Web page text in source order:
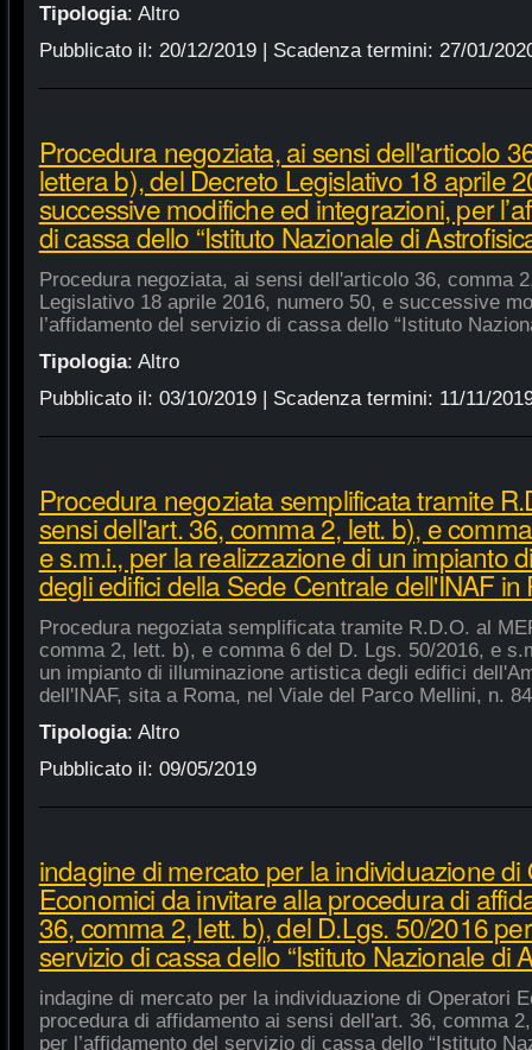
Tipologia: Altro
Pubblicato il: 20/12/2019| Scadenza termini: 27/01/
Procedura negoziata, ai sensi dell'articolo
lettera b), del Decreto Legislativo 18 aprile
successive modifiche ed integrazioni, per
di cassa dello “Istituto Nazionale di
Procedura negoziata, ai sensi dell'articolo 36, comma
Legislativo 18 aprile 2016, numero 50, e successive
l’affidamento del servizio di cassa dello “Istituto
Tipologia: Altro
Pubblicato il: 03/10/2019| Scadenza termini: 11/11/
Procedura negoziata semplificata tramite
sensi dell'art. 36, comma 2, lett. b), e
e s.m.i., per la realizzazione di un impianto
degli edifici della Sede Centrale dell'INAF in
Procedura negoziata semplificata tramite R.D.O. al
comma 2, lett. b), e comma 6 del D. Lgs. 50/2016, e
un impianto di illuminazione artistica degli edifici
dell'INAF, sita a Roma, nel Viale del Parco Mellini, n. 84
Tipologia: Altro
Pubblicato il: 09/05/2019
indagine di mercato per la individuazione di
Economici da invitare alla procedura di
36, comma 2, lett. b), del D.Lgs. 50/2016
servizio di cassa dello “Istituto Nazionale di
indagine di mercato per la individuazione di Operatori
procedura di affidamento ai sensi dell'art. 36, comma
per l’affidamento del servizio di cassa dello “Istituto